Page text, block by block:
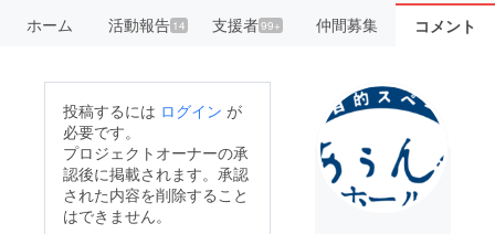
ホーム 活動報告14 支援者99+ 仲間募集 コメント
投稿するには ログイン が
必要です。
プロジェクトオーナーの承
認後に掲載されます。承認
された内容を削除すること
はできません。